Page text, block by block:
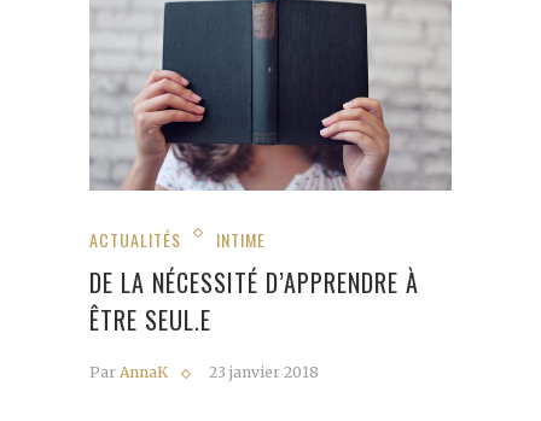
ACTUALITÉS INTIME
DE LA NÉCESSITÉ D’APPRENDRE À
ÊTRE SEUL.E
Par AnnaK 23 janvier 2018